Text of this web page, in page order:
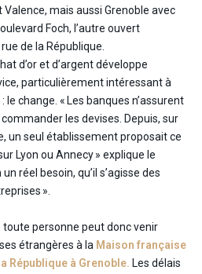
mais aussi Grenoble avec
Foch, l’autre ouvert
de la République.
d’or et d’argent développe
particulièrement intéressant à
le change. « Les banques n’assurent
les devises. Depuis, sur
un seul établissement proposait ce
Lyon ou Annecy » explique le
réel besoin, qu’il s’agisse des
».
toute personne peut donc venir
étrangères à la Maison française
République à Grenoble. Les délais